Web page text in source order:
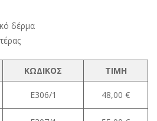
δέρμα
ΚΩΔΙΚΟΣ ΤΙΜΗ
E306/1 48,00 €